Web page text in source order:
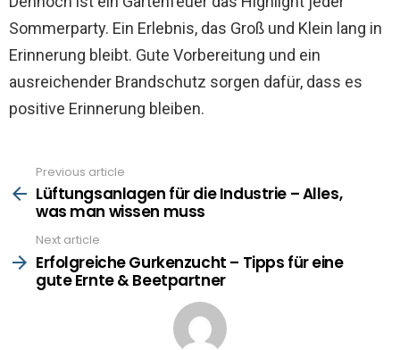
Sommerparty. Ein Erlebnis, das Groß und Klein lang in
Erinnerung bleibt. Gute Vorbereitung und ein
ausreichender Brandschutz sorgen dafür, dass es
positive Erinnerung bleiben.
more
Previous article
Lüftungsanlagen für die Industrie – Alles,
was man wissen muss
Next article
Erfolgreiche Gurkenzucht – Tipps für eine
gute Ernte & Beetpartner